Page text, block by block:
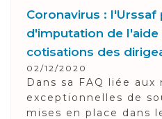
Coronavirus :
d'imputation de l'aide
cotisations des
02/12/2020
Dans sa FAQ liée aux
exceptionnelles de
mises en place dans